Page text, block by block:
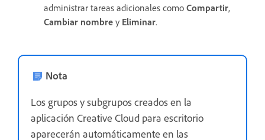
administrar tareas adicionales como Compartir,
Cambiar nombre y Eliminar.
Nota
Los grupos y subgrupos creados en la
aplicación Creative Cloud para escritorio
aparecerán automáticamente en las